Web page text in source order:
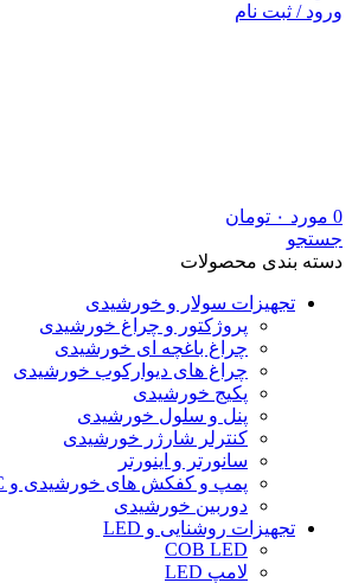
ورود / ثبت نام
0 مورد ۰ تومان
جستجو
دسته بندی محصولات
تجهیزات سولار و خورشیدی
پروژکتور و چراغ خورشیدی
چراغ باغچه ای خورشیدی
چراغ های دیوارکوب خورشیدی
پکیج خورشیدی
پنل و سلول خورشیدی
کنترلر شارژر خورشیدی
سانورتر و اینورتر
پمپ و کفکش های خورشیدی و DC
دوربین خورشیدی
تجهیزات روشنایی و LED
COB LED
لامپ LED